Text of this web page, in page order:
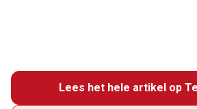
Lees het hele artikel op